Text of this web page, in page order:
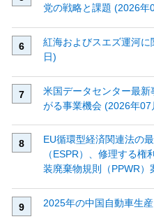
党の戦略と課題 (2026年
紅海およびスエズ運河
日)
米国データセンター最
がる事業機会 (2026年07
EU循環型経済関連法の
（ESPR）、修理する
装廃棄物規則（PPWR）
2025年の中国自動車生